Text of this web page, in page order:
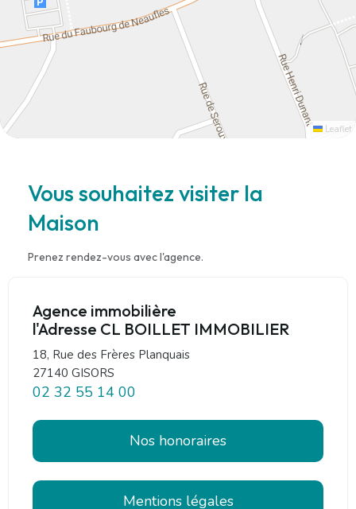
Leaflet
Vous souhaitez visiter la
Maison
Prenez rendez-vous avec l'agence.
Agence immobilière
l'Adresse CL BOILLET IMMOBILIER
18, Rue des Frères Planquais
27140 GISORS
02 32 55 14 00
Nos honoraires
Mentions légales